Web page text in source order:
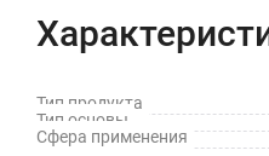
Покрытие, состоящее из
Технические
Тип продукта
Тип основы
Сфера применения